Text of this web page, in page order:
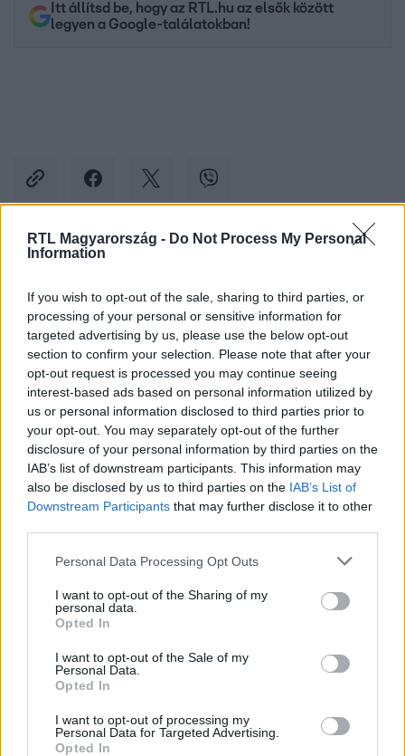
RTL Magyarország - Do Not Process My Personal
Information
If you wish to opt-out of the sale, sharing to third parties, or
processing of your personal or sensitive information for
targeted advertising by us, please use the below opt-out
section to confirm your selection. Please note that after your
opt-out request is processed you may continue seeing
interest-based ads based on personal information utilized by
us or personal information disclosed to third parties prior to
your opt-out. You may separately opt-out of the further
disclosure of your personal information by third parties on the
IAB’s list of downstream participants. This information may
also be disclosed by us to third parties on the IAB’s List of
Downstream Participants that may further disclose it to other
Please note that this website/app uses one or more Google
not limited to your visit or usage behaviour. You may click to
grant or deny consent to Google and its third-party tags to
use your data for below specified purposes in below Google
consent section.
Personal Data Processing Opt Outs
I want to opt-out of the Sharing of my
personal data.
Opted In
I want to opt-out of the Sale of my
Personal Data.
Opted In
I want to opt-out of processing my
Personal Data for Targeted Advertising.
Opted In
Itt állítsd be, hogy az RTL.hu az elsők között
legyen a Google-találatokban!
Kövess minket, és értesülj a friss hírekről a
Követem
#BELFÖLD #NEONÁCI #SZÉLSŐJOBBOLDAL
#KITÖRÉS NAPJA #NORMAFA # MEGEMLÉKEZÉS
Népszerű